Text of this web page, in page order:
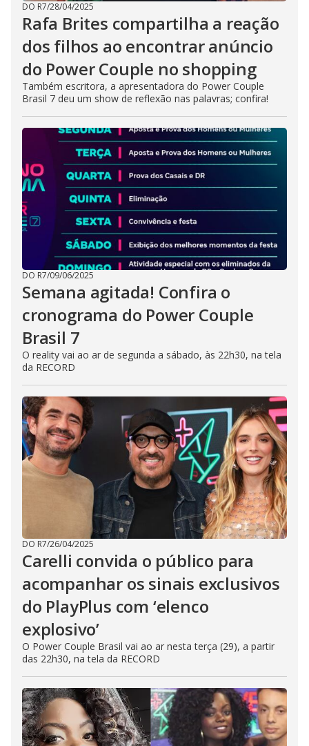
DO R7/28/04/2025
Rafa Brites compartilha a reação
dos filhos ao encontrar anúncio
do Power Couple no shopping
Também escritora, a apresentadora do Power Couple
Brasil 7 deu um show de reflexão nas palavras; confira!
DO R7/09/06/2025
Semana agitada! Confira o
cronograma do Power Couple
Brasil 7
O reality vai ao ar de segunda a sábado, às 22h30, na tela
da RECORD
DO R7/26/04/2025
Carelli convida o público para
acompanhar os sinais exclusivos
do PlayPlus com ‘elenco
explosivo’
O Power Couple Brasil vai ao ar nesta terça (29), a partir
das 22h30, na tela da RECORD